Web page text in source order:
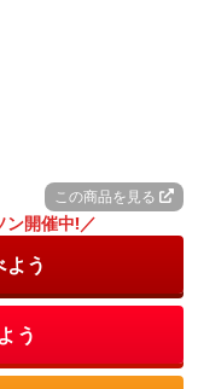
この商品を見る
開催中!／
う
う